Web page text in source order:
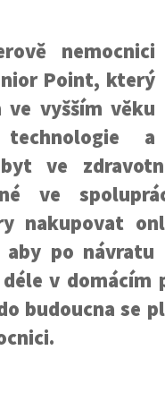
nemocnici
Point, který
ve vyšším věku
a
ve
ve
nakupovat
aby po
v domácím
budoucna se